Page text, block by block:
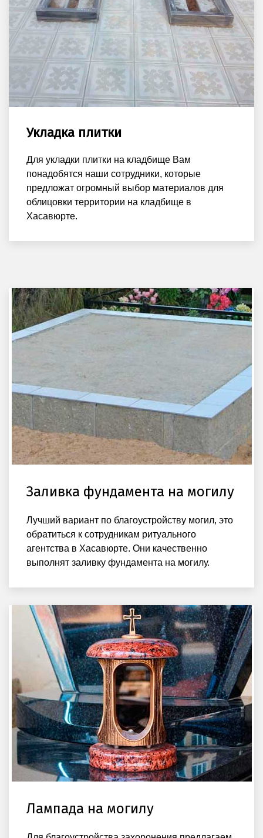
Укладка плитки
Для укладки плитки на кладбище Вам
понадобятся наши сотрудники, которые
предложат огромный выбор материалов для
облицовки территории на кладбище в
Хасавюрте.
Заливка фундамента на могилу
Лучший вариант по благоустройству могил, это
обратиться к сотрудникам ритуального
агентства в Хасавюрте. Они качественно
выполнят заливку фундамента на могилу.
Лампада на могилу